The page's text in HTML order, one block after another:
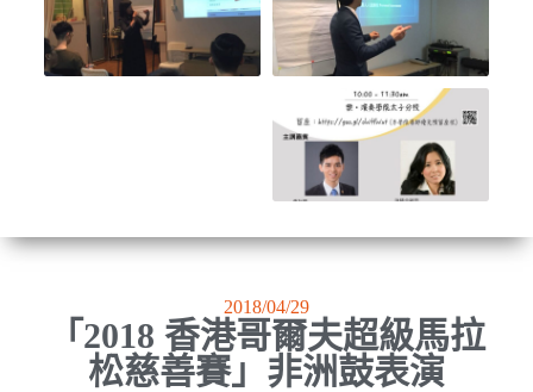
2018/04/29
「2018 香港哥爾夫超級馬拉
松慈善賽」非洲鼓表演